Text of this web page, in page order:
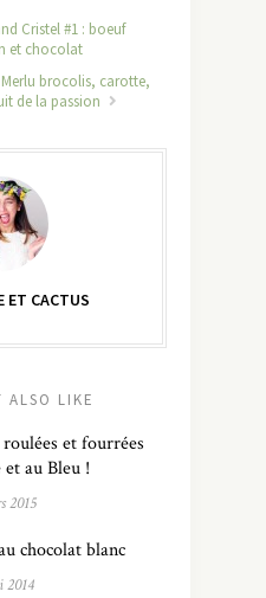
Cristel #1 : boeuf
et chocolat
Merlu brocolis, carotte,
de la passion
ET CACTUS
ALSO LIKE
et fourrées
au Bleu !
2015
chocolat blanc
2014